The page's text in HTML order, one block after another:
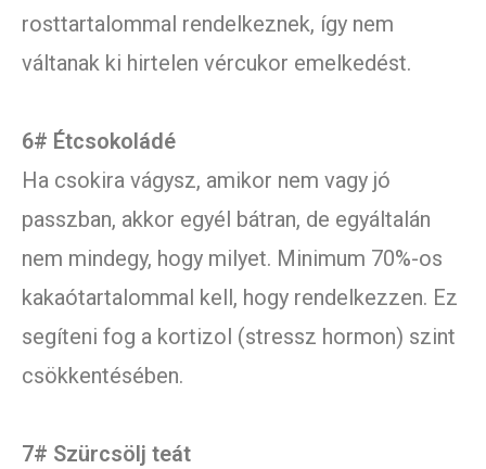
rosttartalommal rendelkeznek, így nem
váltanak ki hirtelen vércukor emelkedést.
6# Étcsokoládé
Ha csokira vágysz, amikor nem vagy jó
passzban, akkor egyél bátran, de egyáltalán
nem mindegy, hogy milyet. Minimum 70%-os
kakaótartalommal kell, hogy rendelkezzen. Ez
segíteni fog a kortizol (stressz hormon) szint
csökkentésében.
7# Szürcsölj teát